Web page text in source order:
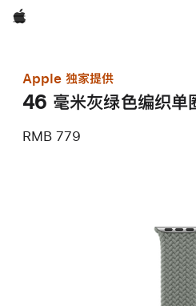
Apple
Apple 独家提供
46 毫米灰绿色编织
RMB 779